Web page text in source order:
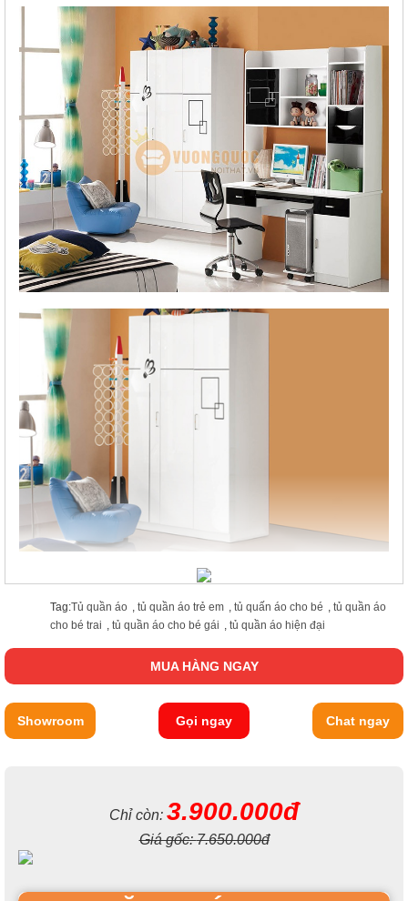
Tag:Tủ quần áo tủ quần áo trẻ em tủ quấn áo cho bé
tủ quần áo
cho bé trai
tủ quần áo cho bé gái tủ quần áo hiện đại
MUA HÀNG NGAY
Showroom Gọi ngay Chat ngay
Chỉ còn: 3.900.000đ
Giá gốc:7.650.000đ